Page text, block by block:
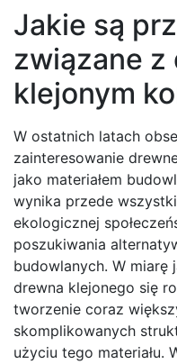
Jakie są
związane z
klejonym
W ostatnich latach
zainteresowanie
jako materiałem
wynika przede
ekologicznej
poszukiwania
budowlanych. W
drewna klejonego się
tworzenie coraz
skomplikowanych
użyciu tego materiału.